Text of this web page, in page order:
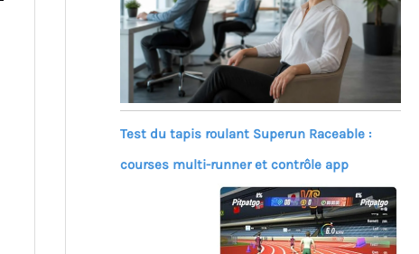
Test du tapis roulant Superun Raceable :
courses multi-runner et contrôle app